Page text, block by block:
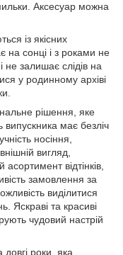
Аксесуар можна
із якісних
на сонці і з роками не
не залишає слідів на
у родинному архіві
рішення, яке
випускника має безліч
носіння,
вигляд,
відтінків,
замовлення за
виділитися
Яскраві та красиві
чудовий настрій
роки, яка